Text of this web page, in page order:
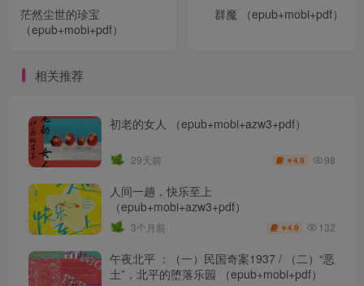
茫然尘世的珍宝
（epub+mobi+pdf）
群魔 （epub+mobi+pdf）
相关推荐
初老的女人 （epub+mobi+azw3+pdf）
29天前 ￥4.9 98
人间一趟，快乐至上
（epub+mobi+azw3+pdf）
3个月前 ￥4.9 132
午夜北平 ：（一）民国奇案1937 / （二）“恶
土”，北平的堕落乐园 （epub+mobi+pdf）